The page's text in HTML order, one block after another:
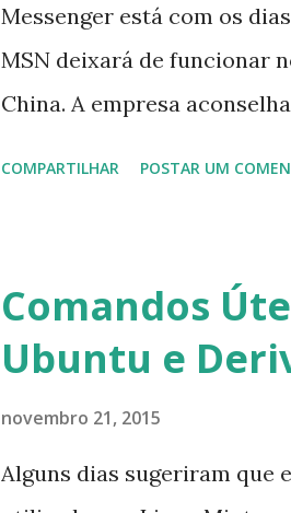
Messenger está com os
MSN deixará de funcionar
China. A empresa
notificação). Acho o Skype
muitos profissionais de TI)
sempre existem outras
COMPARTILHAR POSTAR UM
Comandos
Ubuntu e
novembro 21, 2015
Alguns dias sugeriram que